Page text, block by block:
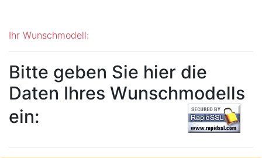
Ihr Wunschmodell:
Bitte geben Sie hier die
Daten Ihres Wunschmodells
ein: